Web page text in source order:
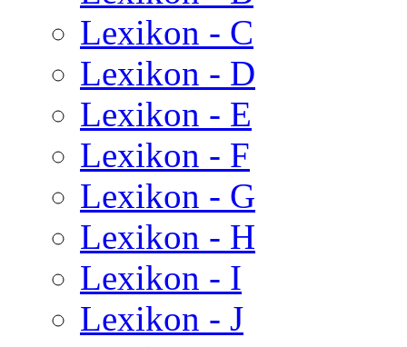
Lexikon - C
Lexikon - D
Lexikon - E
Lexikon - F
Lexikon - G
Lexikon - H
Lexikon - I
Lexikon - J